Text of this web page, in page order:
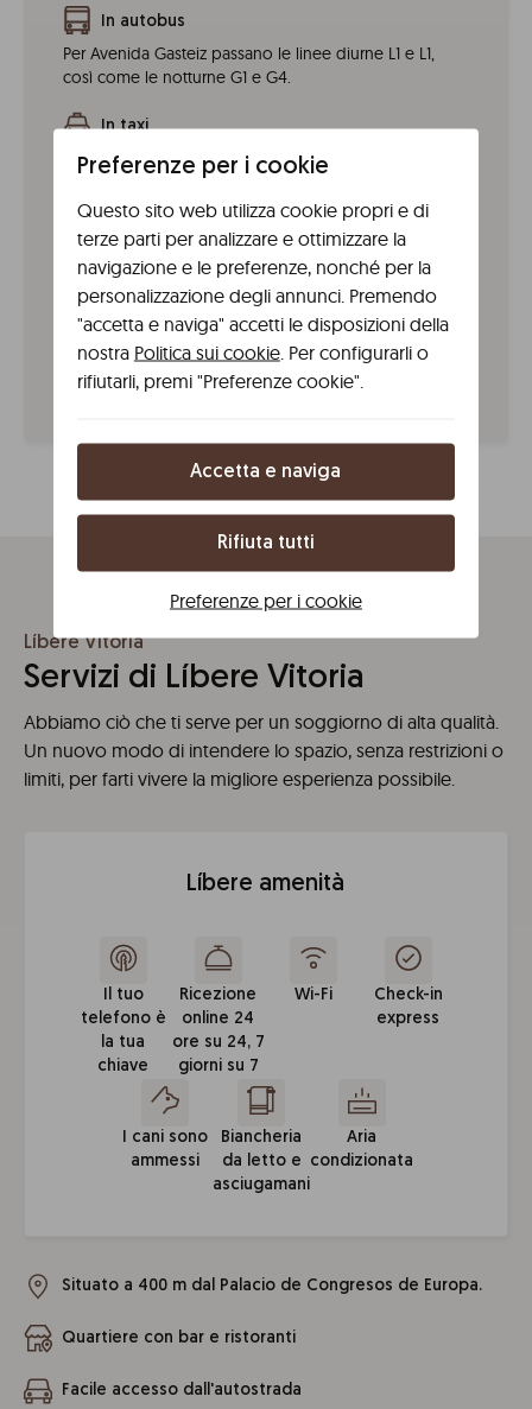
In autobus
Per Avenida Gasteiz passano le linee diurne L1 e L1,
così come le notturne G1 e G4.
In taxi
Taxi Radio Vitoria (Tel. +34 945 273 500)
In tram
L’aparthotel Líbere si trova a 150 m dal tram. Fermata
Sancho el Sabio delle linee T1 e T2 e fermata Lovaina
delle linee T1, T2, TG1 e TG2.
In treno
Puoi arrivare in treno da Madrid, Barcellona, San
Sebastián e Pamplona.
Líbere Vitoria
Servizi di Líbere Vitoria
Abbiamo ciò che ti serve per un soggiorno di alta qualità.
Un nuovo modo di intendere lo spazio, senza restrizioni o
limiti, per farti vivere la migliore esperienza possibile.
Líbere amenità
Il tuo
telefono è
la tua
chiave
Ricezione
online 24
ore su 24, 7
giorni su 7
Wi-Fi
Check-in
express
I cani sono
ammessi
Biancheria
da letto e
asciugamani
Aria
condizionata
Situato a 400 m dal Palacio de Congresos de Europa.
Quartiere con bar e ristoranti
Facile accesso dall'autostrada
Preferenze per i cookie
Questo sito web utilizza cookie propri e di
terze parti per analizzare e ottimizzare la
navigazione e le preferenze, nonché per la
personalizzazione degli annunci. Premendo
"accetta e naviga" accetti le disposizioni della
nostra Politica sui cookie. Per configurarli o
rifiutarli, premi "Preferenze cookie".
Accetta e naviga
Rifiuta tutti
Preferenze per i cookie